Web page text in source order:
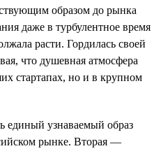
образом до рынка
даже в турбулентное время
расти. Гордилась своей
что душевная атмосфера
стартапах, но и в крупном
единый узнаваемый образ
рынке. Вторая —